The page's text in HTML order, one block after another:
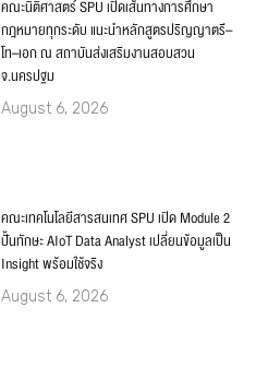
คณะนิติศาสตร์ SPU เปิดเส้นทางการศึกษา
กฎหมายทุกระดับ แนะนำหลักสูตรปริญญาตรี–
โท–เอก ณ สถาบันส่งเสริมงานสอบสวน
จ.นครปฐม
August 6, 2026
คณะเทคโนโลยีสารสนเทศ SPU เปิด Module 2
ปั้นทักษะ AIoT Data Analyst เปลี่ยนข้อมูลเป็น
Insight พร้อมใช้จริง
August 6, 2026